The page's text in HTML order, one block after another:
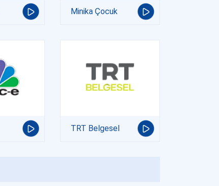
Minika Çocuk
TRT Belgesel